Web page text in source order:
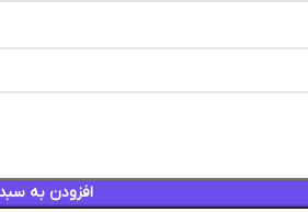
افزودن به